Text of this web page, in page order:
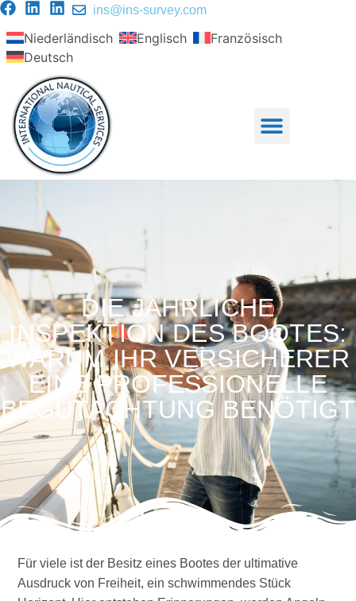
ins@ins-survey.com
Niederländisch Englisch
Französisch
Deutsch
DIE JÄHRLICHE
INSPEKTION DES BOOTES:
WARUM IHR VERSICHERER
EINE PROFESSIONELLE
BEGUTACHTUNG BENÖTIGT
Für viele ist der Besitz eines Bootes der ultimative
Ausdruck von Freiheit, ein schwimmendes Stück